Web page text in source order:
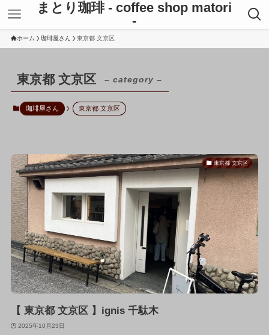
まとり珈琲 - coffee shop matori
-
ホーム 珈琲屋さん 東京都 文京区
東京都 文京区 – category –
珈琲屋さん 東京都 文京区
東京都 文京区
【 東京都 文京区 】ignis 千駄木
2025年10月23日